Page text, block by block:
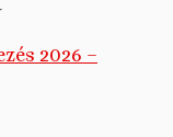
2026 –